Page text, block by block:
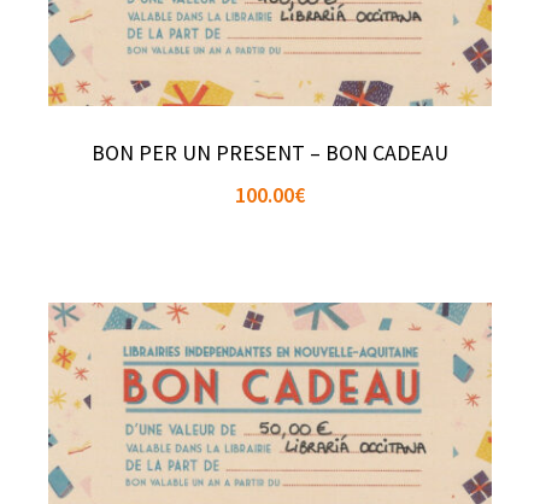
BON PER UN PRESENT – BON CADEAU
100.00€